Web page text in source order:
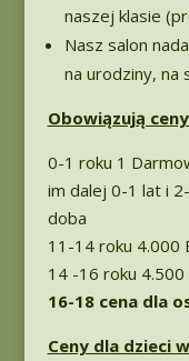
naszej klasie
Nasz salon
na urodziny, na
Obowiązują
0-1 roku 1
im dalej 0-1 lat i
doba
11-14 roku 4.000
14 -16 roku
16-18 cena dla
Ceny dla dzieci